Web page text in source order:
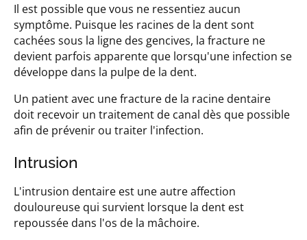
Il est possible que vous ne ressentiez aucun
symptôme. Puisque les racines de la dent sont
cachées sous la ligne des gencives, la fracture ne
devient parfois apparente que lorsqu'une infection se
développe dans la pulpe de la dent.
Un patient avec une fracture de la racine dentaire
doit recevoir un traitement de canal dès que possible
afin de prévenir ou traiter l'infection.
Intrusion
L'intrusion dentaire est une autre affection
douloureuse qui survient lorsque la dent est
repoussée dans l'os de la mâchoire.